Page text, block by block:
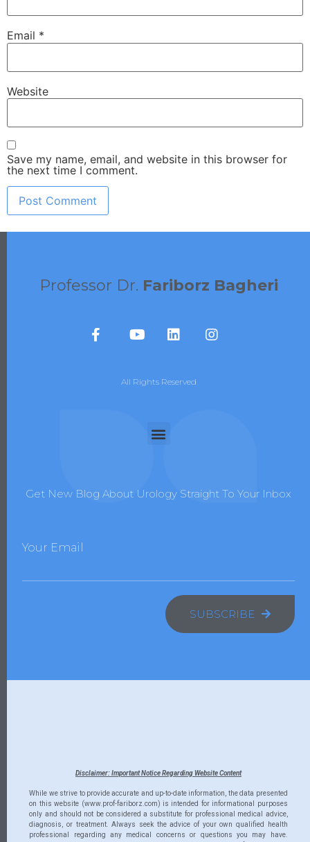
Email *
Website
Save my name, email, and website in this browser for
the next time I comment.
Professor Dr. Fariborz Bagheri
All Rights Reserved
Get New Blog About Urology Straight To Your Inbox
Your Email
SUBSCRIBE
Disclaimer: Important Notice Regarding Website Content
While we strive to provide accurate and up-to-date information, the data presented
on this website (www.prof-fariborz.com) is intended for informational purposes
only and should not be considered a substitute for professional medical advice,
diagnosis, or treatment. Always seek the advice of your own qualified health
professional regarding any medical concerns or questions you may have.